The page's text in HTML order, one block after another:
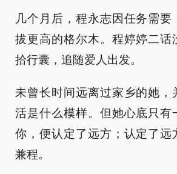
几个月后，程永志因任务需要
拔更高的格尔木。程婷婷二话
拾行囊，追随爱人出发。
未曾长时间远离过家乡的她，
活是什么模样。但她心底只有
你，便认定了远方；认定了远
兼程。